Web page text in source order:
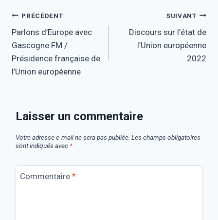
PRÉCÉDENT
Parlons d’Europe avec
Gascogne FM /
Présidence française de
l’Union européenne
SUIVANT
Discours sur l’état de
l’Union européenne
2022
Laisser un commentaire
Votre adresse e-mail ne sera pas publiée. Les champs obligatoires
sont indiqués avec *
Commentaire *